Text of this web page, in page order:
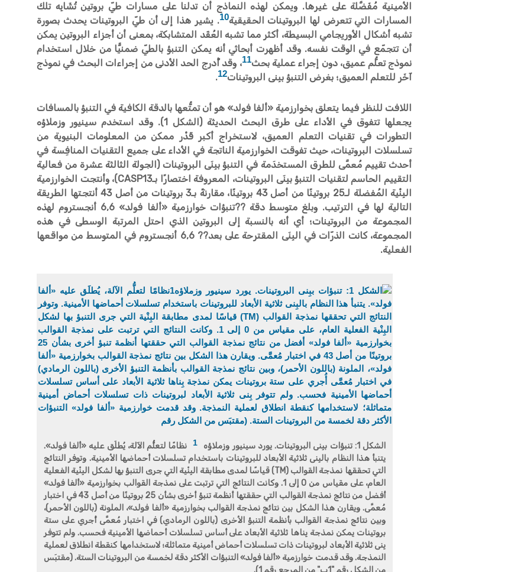
الأمينية مُفَضَّلة على غيرها. ويمكن لهذه النماذج أن تدلنا على مسارات طيّ بروتين تُشَابِه تلك
المسارات التي تتعرض لها البروتينات الحقيقية10. يشير هذا إلى أن طيّ البروتينات يحدث بصورة
تشبه أشكال الأوريجامي البسيطة، أكثر مما تشبه العُقَد المتشابكة، بمعنى أن أجزاء البروتين يمكن
أن تتجمّع في الوقت نفسه. وقد أظهرت أبحاثي أنه يمكن التنبؤ بالطيّ ضمنيًّا من خلال استخدام
نموذج تعلُّم عميق، دون إجراء عملية بحث11، وقد أُدرج الحد الأدنى من إجراءات البحث في نموذج
آخَر للتعلم العميق؛ بغرض التنبؤ ببِنى البروتينات12
.
اللافت للنظر فيما يتعلق بخوارزمية «ألفا فولد» هو أن تمتُّعها بالدقة الكافية في التنبؤ بالمسافات
يجعلها تتفوق في الأداء على طرق البحث الحديثة (الشكل 1). وقد استخدم سينيور وزملاؤه
التطورات في تقنيات التعلم العميق، لاستخراج أكبر قَدْر ممكن من المعلومات البنيوية من
تسلسلات البروتينات، حيث تفوقت الخوارزمية الناتجة في الأداء على جميع التقنيات المنافِسة في
أحدث تقييم مُعمَّى للطرق المستخدَمة في التنبؤ ببِنَى البروتينات (الجولة الثالثة عشرة من فعالية
التقييم الحاسم لتقنيات التنبؤ ببِنَى البروتينات، المعروفة اختصارًا بـCASP13)، وأنتجت الخوارزمية
البِنْية المُفضلة لـ25 بروتينًا من أصل 43 بروتينًا، مقارنةً بـ3 بروتينات من أصل 43 أنتجتها الطريقة
التالية لها في الترتيب. وبلغ متوسط دقة ??تنبؤات خوارزمية «ألفا فولد» 6,6 أنجستروم لهذه
المجموعة من البروتينات؛ أي أنه بالنسبة إلى البروتين الذي احتل المرتبة الوسطى في هذه
المجموعة، كانت الذرّات في البِنَى المقترحة على بعد?? 6,6 أنجستروم في المتوسط من مواقعها
الفعلية.
الشكل 1: تنبؤات ببِنى البروتينات. يورد سينيور وزملاؤه 1
نظامًا لتعلُّم الآلة، يُطلَق عليه «ألفا فولد».
يتنبأ هذا النظام بالبِنى ثلاثية الأبعاد للبروتينات باستخدام تسلسلات أحماضها الأمينية. وتوفر النتائج
التي تحققها نمذجة القوالب (TM) قياسًا لمدى مطابقة البِنْية التي جرى التنبؤ بها لشكل البِنْية الفعلية
العام، على مقياس من 0 إلى 1. وكانت النتائج التي ترتبت على نمذجة القوالب بخوارزمية «ألفا فولد»
أفضل من نتائج نمذجة القوالب التي حققتها أنظمة تنبؤ أخرى بشأن 25 بروتينًا من أصل 43 في اختبار
مُعمَّى. ويقارن هذا الشكل بين نتائج نمذجة القوالب بخوارزمية «ألفا فولد»، الملونة (باللون الأحمر)،
وبين نتائج نمذجة القوالب بأنظمة التنبؤ الأخرى (باللون الرمادي) في اختبار مُعمَّى أُجري على ستة
بروتينات يمكن نمذجة بِناها ثلاثية الأبعاد على أساس تسلسلات أحماضها الأمينية فحسب. ولم تتوفر
بِنى ثلاثية الأبعاد لبروتينات ذات تسلسلات أحماض أمينية متماثلة؛ لاستخدامها كنقطة انطلاق لعملية
النمذجة. وقد قدمت خوارزمية «ألفا فولد» التنبؤات الأكثر دقة لخمسة من البروتينات الستة. (مقتبَس
من الشكل رقم "1ب" من المرجع رقم 1).